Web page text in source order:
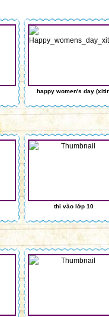
happy women's day
thi vào lớp 10